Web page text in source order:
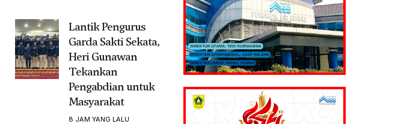
Lantik Pengurus
Garda Sakti Sekata,
Heri Gunawan
Tekankan
Pengabdian untuk
Masyarakat
8 JAM YANG LALU